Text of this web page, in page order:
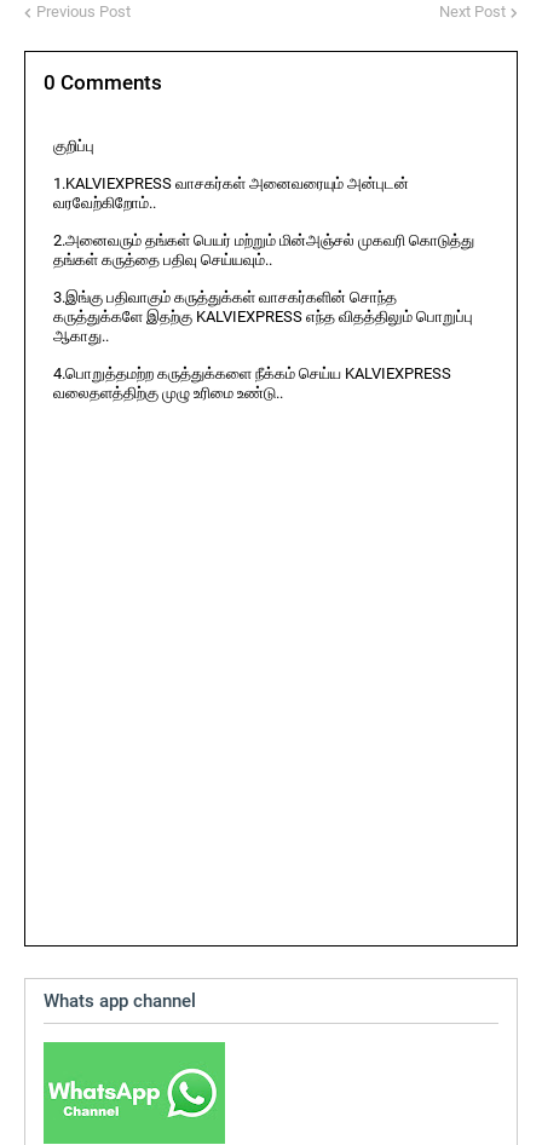
Previous Post Next Post
0 Comments
குறிப்பு
1.KALVIEXPRESS வாசகர்கள் அனைவரையும் அன்புடன்
வரவேற்கிறோம்..
2.அனைவரும் தங்கள் பெயர் மற்றும் மின்அஞ்சல் முகவரி கொடுத்து
தங்கள் கருத்தை பதிவு செய்யவும்..
3.இங்கு பதிவாகும் கருத்துக்கள் வாசகர்களின் சொந்த
கருத்துக்களே இதற்கு KALVIEXPRESS எந்த விதத்திலும் பொறுப்பு
ஆகாது..
4.பொறுத்தமற்ற கருத்துக்களை நீக்கம் செய்ய KALVIEXPRESS
வலைதளத்திற்கு முழு உரிமை உண்டு..
Whats app channel